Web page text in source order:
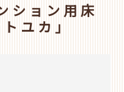
ョン用床
ユカ」